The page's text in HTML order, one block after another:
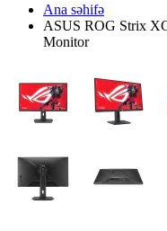
Ana səhifə
ASUS ROG Strix
Monitor